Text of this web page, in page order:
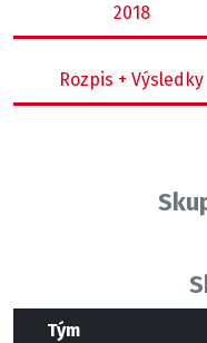
2018
Rozpis + Výsledky
Tým